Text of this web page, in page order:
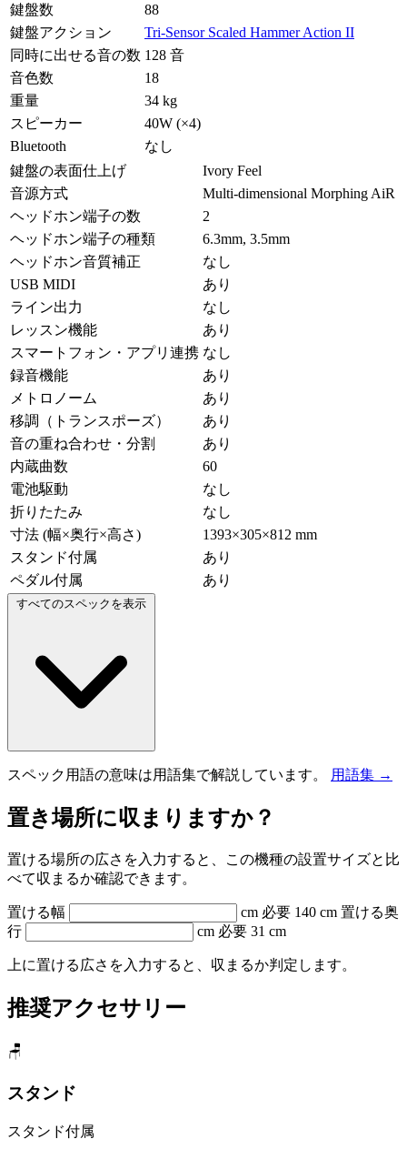
鍵盤数
88
鍵盤アクション
Tri-Sensor Scaled Hammer Action II
同時に出せる音の数 128 音
音色数
18
重量
34 kg
スピーカー
40W (×4)
Bluetooth
なし
鍵盤の表面仕上げ
Ivory Feel
音源方式
Multi-dimensional Morphing AiR
ヘッドホン端子の数
2
ヘッドホン端子の種類
6.3mm, 3.5mm
ヘッドホン音質補正
なし
USB MIDI
あり
ライン出力
なし
レッスン機能
あり
スマートフォン・アプリ連携 なし
録音機能
あり
メトロノーム
あり
移調（トランスポーズ）
あり
音の重ね合わせ・分割
あり
内蔵曲数
60
電池駆動
なし
折りたたみ
なし
寸法 (幅×奥行×高さ)
1393×305×812 mm
スタンド付属
あり
ペダル付属
あり
すべてのスペックを表示
スペック用語の意味は用語集で解説しています。 用語集 →
置き場所に収まりますか？
置ける場所の広さを入力すると、この機種の設置サイズと比
べて収まるか確認できます。
置ける幅 cm 必要 140 cm 置ける奥
行
cm 必要 31 cm
上に置ける広さを入力すると、収まるか判定します。
推奨アクセサリー
🪑
スタンド
スタンド付属